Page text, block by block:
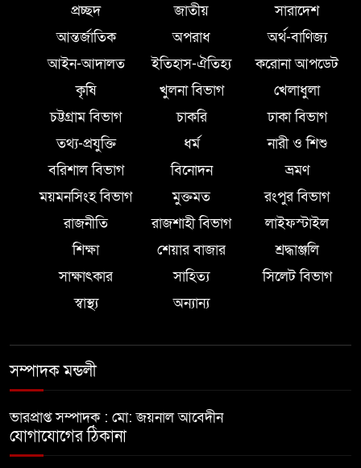
প্রচ্ছদ জাতীয়
সারাদেশ
আন্তর্জাতিক
অপরাধ
অর্থ-বাণিজ্য
আইন-আদালত
ইতিহাস-ঐতিহ্য
করোনা আপডেট
কৃষি
খুলনা বিভাগ
খেলাধুলা
চট্টগ্রাম বিভাগ
চাকরি
ঢাকা বিভাগ
তথ্য-প্রযুক্তি
ধর্ম
নারী ও শিশু
বরিশাল বিভাগ
বিনোদন
ভ্রমণ
ময়মনসিংহ বিভাগ
মুক্তমত
রংপুর বিভাগ
রাজনীতি
রাজশাহী বিভাগ
লাইফস্টাইল
শিক্ষা
শেয়ার বাজার
শ্রদ্ধাঞ্জলি
সাক্ষাৎকার
সাহিত্য
সিলেট বিভাগ
স্বাস্থ্য
অন্যান্য
সম্পাদক মন্ডলী
ভারপ্রাপ্ত সম্পাদক : মো: জয়নাল আবেদীন
যোগাযোগের ঠিকানা